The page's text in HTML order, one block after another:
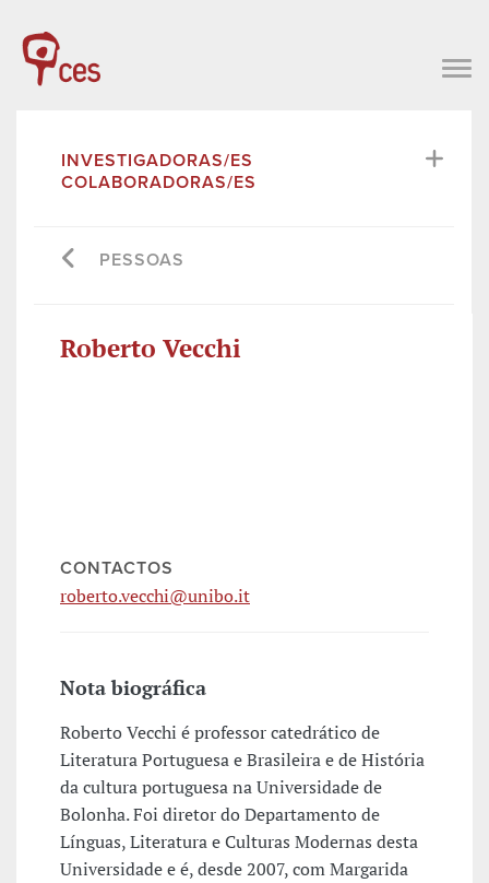
INVESTIGADORAS/ES
COLABORADORAS/ES
PESSOAS
Roberto Vecchi
CONTACTOS
roberto.vecchi@unibo.it
Nota biográfica
Roberto Vecchi é professor catedrático de
Literatura Portuguesa e Brasileira e de História
da cultura portuguesa na Universidade de
Bolonha. Foi diretor do Departamento de
Línguas, Literatura e Culturas Modernas desta
Universidade e é, desde 2007, com Margarida